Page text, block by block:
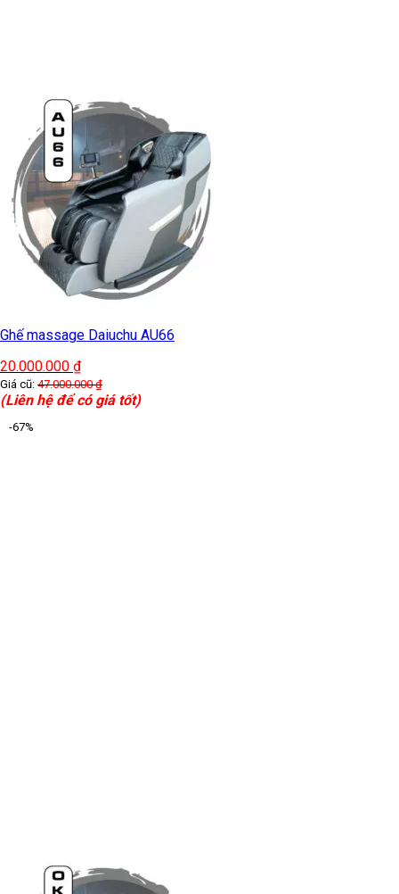
Ghế massage Daiuchu AU66
20.000.000 ₫
Giá cũ: 47.000.000₫
(Liên hệ để có giá tốt)
-67%